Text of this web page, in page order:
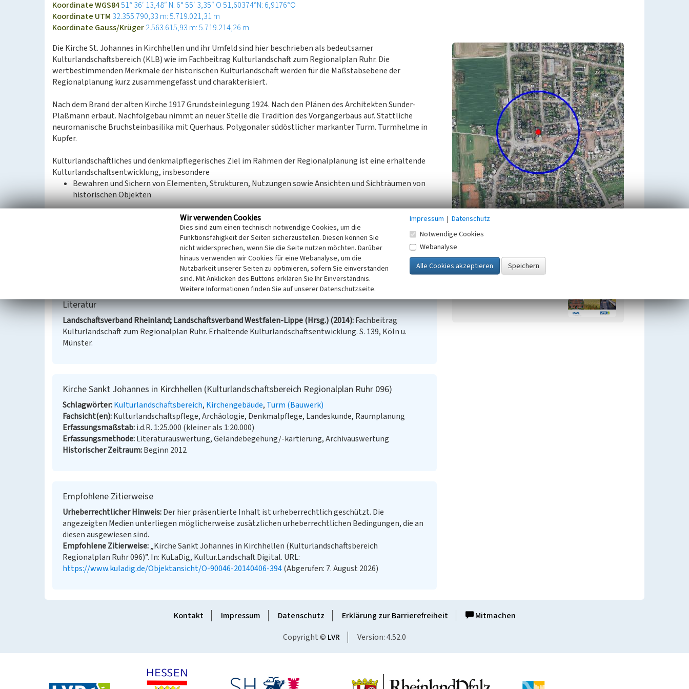
Koordinate WGS8451° 36′ 13,48″ N: 6° 55′ 3,35″ O51,60374°N: 6,9176°O
Koordinate UTM 32.355.790,33 m: 5.719.021,31 m
Koordinate Gauss/Krüger2.563.615,93 m: 5.719.214,26 m
Die Kirche St. Johannes in Kirchhellen und ihr Umfeld sind hier beschrieben als bedeutsamer
Kulturlandschaftsbereich (KLB) wie im Fachbeitrag Kulturlandschaft zum Regionalplan Ruhr. Die
wertbestimmenden Merkmale der historischen Kulturlandschaft werden für die Maßstabsebene der
Regionalplanung kurz zusammengefasst und charakterisiert.
Nach dem Brand der alten Kirche 1917 Grundsteinlegung 1924. Nach den Plänen des Architekten Sunder-
Plaßmann erbaut. Nachfolgebau nimmt an neuer Stelle die Tradition des Vorgängerbaus auf. Stattliche
neuromanische Bruchsteinbasilika mit Querhaus. Polygonaler südöstlicher markanter Turm. Turmhelme in
Kupfer.
Kulturlandschaftliches und denkmalpflegerisches Ziel im Rahmen der Regionalplanung ist eine erhaltende
Kulturlandschaftsentwicklung, insbesondere
Bewahren und Sichern von Elementen, Strukturen, Nutzungen sowie Ansichten und Sichträumen von
historischen Objekten
Aus: Landschaftsverband Rheinland / Landschaftsverband Westfalen-Lippe, Fachbeitrag Kulturlandschaft zum
Fachbeitrag Kulturlandschaft zum Regionalplan Ruhr(Abgerufen: 04.04.2016)
Literatur
Landschaftsverband Rheinland; Landschaftsverband Westfalen-Lippe (Hrsg.) (2014) Fachbeitrag
Kulturlandschaft zum Regionalplan Ruhr. Erhaltende Kulturlandschaftsentwicklung. S. 139, Köln u.
Münster.
Kirche Sankt Johannes in Kirchhellen (Kulturlandschaftsbereich Regionalplan Ruhr 096)
Schlagwörter Kulturlandschaftsbereich Kirchengebäude Turm (Bauwerk)
Fachsicht(en) Kulturlandschaftspflege, Archäologie, Denkmalpflege, Landeskunde, Raumplanung
Erfassungsmaßstab i.d.R. 1:25.000 (kleiner als 1:20.000)
Erfassungsmethode Literaturauswertung, Geländebegehung/-kartierung, Archivauswertung
Historischer Zeitraum Beginn 2012
Empfohlene Zitierweise
Urheberrechtlicher Hinweis Der hier präsentierte Inhalt ist urheberrechtlich geschützt. Die
angezeigten Medien unterliegen möglicherweise zusätzlichen urheberrechtlichen Bedingungen, die an
diesen ausgewiesen sind.
Empfohlene Zitierweise „Kirche Sankt Johannes in Kirchhellen (Kulturlandschaftsbereich
Regionalplan Ruhr 096)”. In: KuLaDig, Kultur.Landschaft.Digital. URL:
https://www.kuladig.de/Objektansicht/O-90046-20140406-394(Abgerufen: 7. August 2026)
Kulturlandschaftsbereiche (KLBs)
im Geltungsbereich des
Kontakt Impressum Datenschutz Erklärung zur Barrierefreiheit
Mitmachen
Copyright © LVR Version: 4.52.0
Wir verwenden Cookies
Dies sind zum einen technisch notwendige Cookies, um die
Funktionsfähigkeit der Seiten sicherzustellen. Diesen können Sie
nicht widersprechen, wenn Sie die Seite nutzen möchten. Darüber
hinaus verwenden wir Cookies für eine Webanalyse, um die
Nutzbarkeit unserer Seiten zu optimieren, sofern Sie einverstanden
sind. Mit Anklicken des Buttons erklären Sie Ihr Einverständnis.
Weitere Informationen finden Sie auf unserer Datenschutzseite.
Impressum | Datenschutz
Notwendige Cookies
Webanalyse